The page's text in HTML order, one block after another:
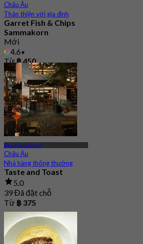
Châu Âu
Thân thiện với gia đình
Garret Fish & Chips
Sammakorn
Mới
4.6
Từ฿ 450
Ramkhamhaeng
Châu Âu
Nhà hàng thông thường
Taste and Toast
5.0
39 Đã đặt chỗ
Từ ฿ 375